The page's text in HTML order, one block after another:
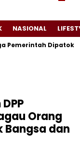
NASIONAL
Dipatok
Orang
Bangsa dan